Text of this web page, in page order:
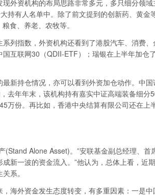
资机构的布局思路非常多元，多只细分领
持有人名单中。除了前文提到的创新药、黄
食、养老、农牧等。
指数，外资机构还看到了港股汽车、消费、
互联网30（QDII-ETF）；瑞银在上半年加仓
持仓情况，亦可以看到外资加仓动作。中国
去年年末，该机构持有嘉实中证高端装备细
万份。再比如，香港中央结算有限公司还在
Alone Asset)。”安联基金副总经理、首
新一波的资金流入。”他认为，总体上看，近
系。
外资金发生态度转变，有多重因素：一是中